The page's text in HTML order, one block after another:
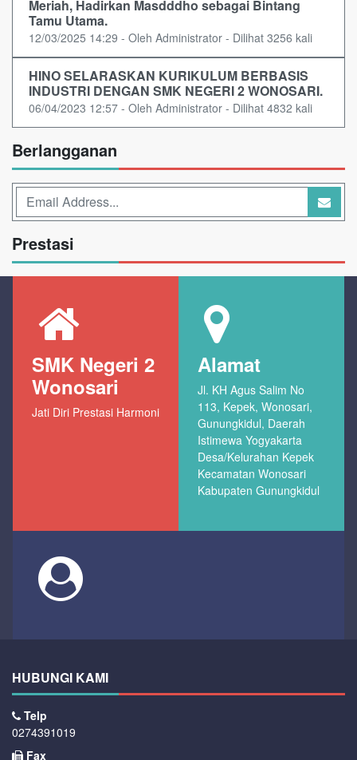
Meriah, Hadirkan Masdddho sebagai Bintang
Tamu Utama.
12/03/2025 14:29 - Oleh Administrator - Dilihat 3256 kali
HINO SELARASKAN KURIKULUM BERBASIS
INDUSTRI DENGAN SMK NEGERI 2 WONOSARI.
06/04/2023 12:57 - Oleh Administrator - Dilihat 4832 kali
Berlangganan
Prestasi
SMK Negeri 2
Wonosari
Jati Diri Prestasi Harmoni
Alamat
Jl. KH Agus Salim No
113, Kepek, Wonosari,
Gunungkidul, Daerah
Istimewa Yogyakarta
Desa/Kelurahan Kepek
Kecamatan Wonosari
Kabupaten Gunungkidul
HUBUNGI KAMI
Telp
0274391019
Fax